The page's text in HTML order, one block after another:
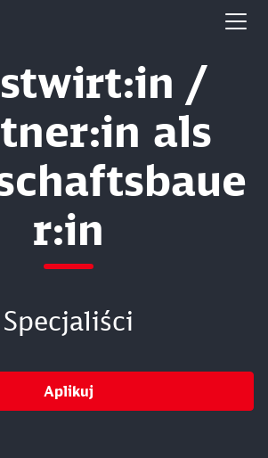
/
als
r:in
Specjaliści
Aplikuj